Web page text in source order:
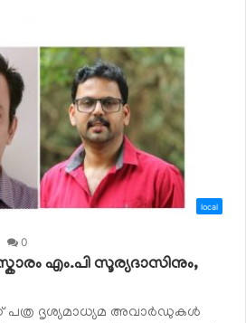
local
0
എം.പി സൂര്യദാസിനും,
ദൃശ്യമാധ്യമ അവാർഡുകൾ